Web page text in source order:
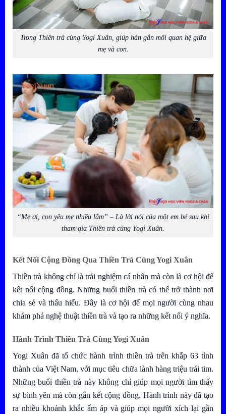
Trong Thiền trà cùng Yogi Xuân, giúp hàn gắn mối quan hệ giữa
mẹ và con.
“Mẹ ơi, con yêu mẹ nhiều lắm” – Là lời nói của một em bé sau khi
tham gia Thiền trà cùng Yogi Xuân.
Kết Nối Cộng Đồng Qua Thiền Trà Cùng Yogi Xuân
Thiền trà không chỉ là trải nghiệm cá nhân mà còn là cơ hội để
kết nối cộng đồng. Những buổi thiền trà có thể trở thành nơi
chia sẻ và thấu hiểu. Đây là cơ hội để mọi người cùng nhau
khám phá nghệ thuật thiền trà và tạo ra những kết nối ý nghĩa.
Hành Trình Thiền Trà Cùng Yogi Xuân
Yogi Xuân đã tổ chức hành trình thiền trà trên khắp 63 tỉnh
thành của Việt Nam, với mục tiêu chữa lành hàng triệu trái tim.
Những buổi thiền trà này không chỉ giúp mọi người tìm thấy
sự bình yên mà còn gắn kết cộng đồng. Hành trình này đã tạo
ra nhiều khoảnh khắc ấm áp và giúp mọi người xích lại gần